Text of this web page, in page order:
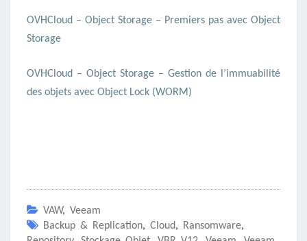
OVHCloud – Object Storage – Premiers pas avec Object
Storage
OVHCloud – Object Storage – Gestion de l’immuabilité
des objets avec Object Lock (WORM)
VAW, Veeam
Backup & Replication, Cloud, Ransomware,